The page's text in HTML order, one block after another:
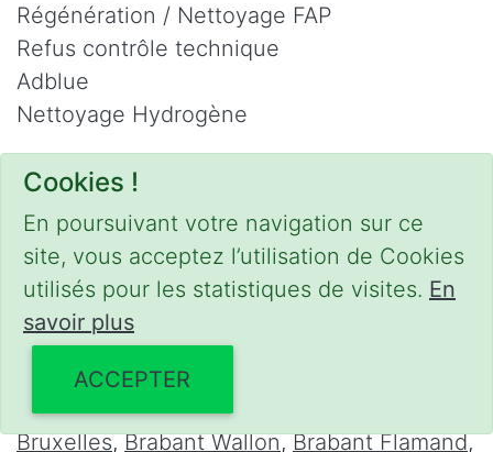
Cookies !
En poursuivant votre navigation sur ce
site, vous acceptez l’utilisation de Cookies
utilisés pour les statistiques de visites. En
savoir plus
ACCEPTER
Régénération / Nettoyage FAP
Refus contrôle technique
Adblue
Nettoyage Hydrogène
Contact
Email :mobilii@tcontact.me
Décalaminage & Régénération FAP à
domicile
les régions suivantes :
Bruxelles,Brabant Wallon,Brabant Flamand,